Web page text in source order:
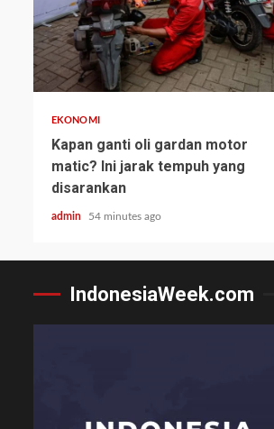
EKONOMI
Kapan ganti oli gardan motor
matic? Ini jarak tempuh yang
disarankan
admin 54 minutes ago
IndonesiaWeek.com